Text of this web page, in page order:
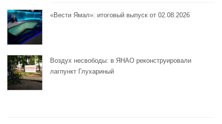
«Вести Ямал»: итоговый выпуск от 02.08.2026
Воздух несвободы: в ЯНАО реконструировали
лагпункт Глухариный